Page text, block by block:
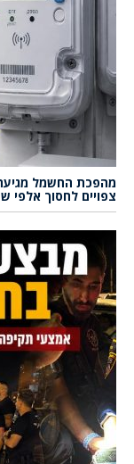
מהפכת החשמל
צפויים לחסוך אלפי